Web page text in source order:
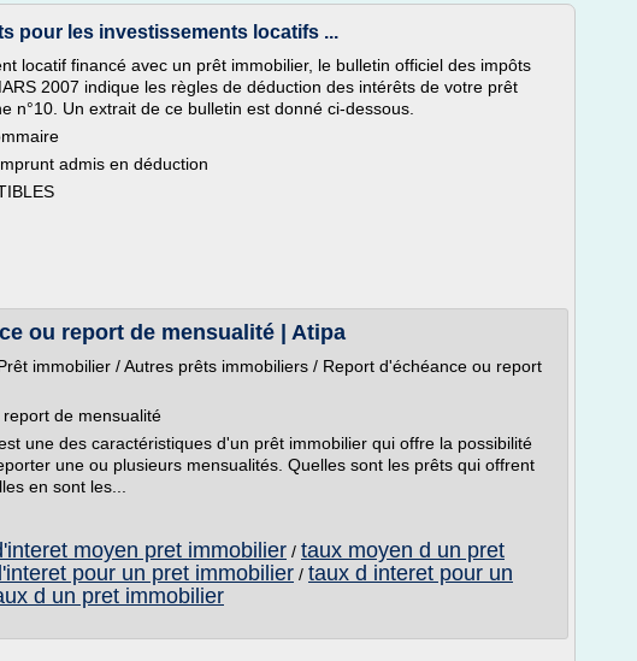
pour les investissements locatifs ...
locatif financé avec un prêt immobilier, le bulletin officiel des impôts
2007 indique les règles de déduction des intérêts de votre prêt
n°10. Un extrait de ce bulletin est donné ci-dessous.
admis en déduction
ou report de mensualité | Atipa
immobilier / Autres prêts immobiliers / Report d'échéance ou report
de mensualité
une des caractéristiques d'un prêt immobilier qui offre la possibilité
une ou plusieurs mensualités. Quelles sont les prêts qui offrent
en sont les...
moyen pret immobilier / taux moyen d un pret
pour un pret immobilier / taux d interet pour un
d un pret immobilier